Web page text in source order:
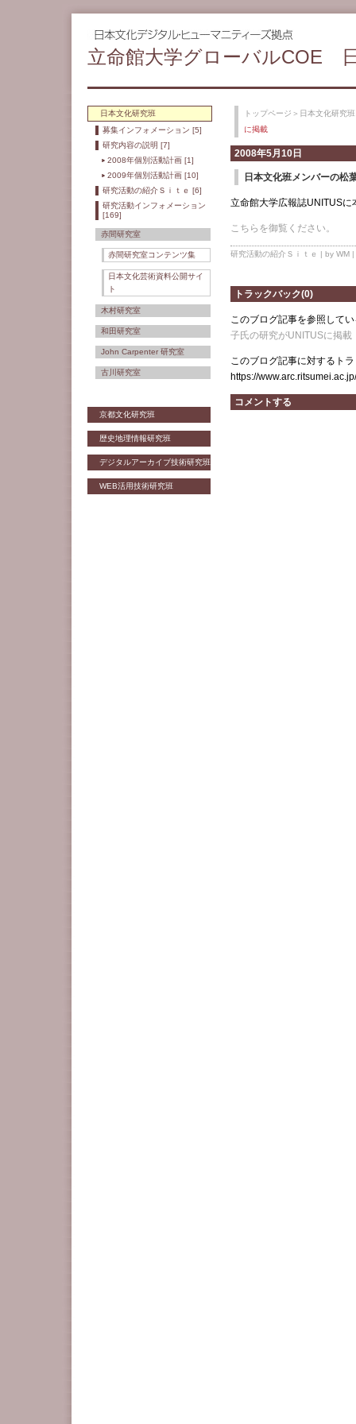
立命館大学グローバルCOE
日本文化研究班
募集インフォメーション [5]
研究内容の説明 [7]
2008年個別活動計画 [1]
2009年個別活動計画 [10]
研究活動の紹介Ｓｉｔｅ [6]
研究活動インフォメーション
[169]
赤間研究室
赤間研究室コンテンツ集
日本文化芸術資料公開サイ
ト
木村研究室
和田研究室
John Carpenter 研究室
古川研究室
京都文化研究班
歴史地理情報研究班
デジタルアーカイブ技術研究班
WEB活用技術研究班
トップページ ＞ 日本文化研究班
に掲載
2008年5月10日
日本文化班メンバーの松
立命館大学広報誌UNITUS
こちらを御覧ください。
研究活動の紹介Ｓｉｔｅ | by WM |
トラックバック(0)
このブログ記事を参照して
子氏の研究がUNITUSに掲載
このブログ記事に対するト
https://
コメントする